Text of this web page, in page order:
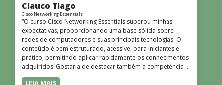
Clauco Tiago
Cisco Networking Essentials
“O curso Cisco Networking Essentials superou minhas
expectativas, proporcionando uma base sólida sobre
redes de computadores e suas principais tecnologias. O
conteúdo é bem estruturado, acessível para iniciantes e
prático, permitindo aplicar rapidamente os conhecimentos
adquiridos. Gostaria de destacar também a competência e
o conhecimento técnico do instrutor Peterson, que
LEIA MAIS